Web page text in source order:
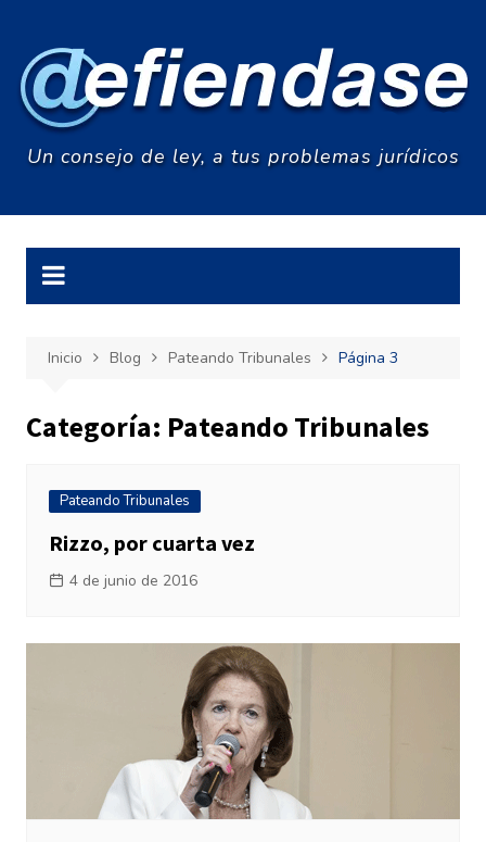
contenido
Un consejo de ley, a tus problemas jurídicos
Inicio Blog Pateando Tribunales Página 3
Categoría: Pateando Tribunales
Pateando Tribunales
Rizzo, por cuarta vez
4 de junio de 2016